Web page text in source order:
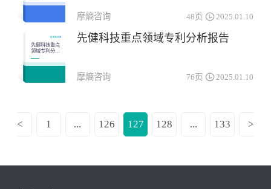
摩熵咨询 48页 2025.01.10
先健科技重点
领域专利分析
报告
先健科技重点领域专利分析报告
摩熵咨询 76页 2025.01.10
< 1 ... 126 127 128 ... 133 >